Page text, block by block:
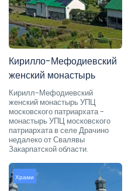
Кирилло-Мефодиевский
женский монастырь
Кирилл-Мефодиевский
женский монастырь УПЦ
московского патриархата -
монастырь УПЦ московского
патриархата в селе Драчино
недалеко от Свалявы
Закарпатской области.
Храми